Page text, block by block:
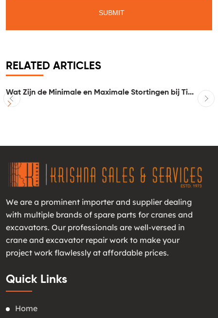
RELATED ARTICLES
Wat Zijn de Minimale en Maximale Stortingen bij Ti...
We are a prominent importer and supplier dealing
with multiple brands of spare parts for cranes and
excavators. Our professionals are well-versed in
crane and excavator repair work to make your
project work flawlessly at affordable prices.
Quick Links
Home